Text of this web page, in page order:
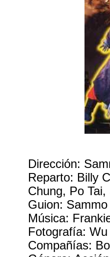
Dirección:
Reparto: Billy
Chung, Po
Guion:
Música:
Fotografía:
Compañías: